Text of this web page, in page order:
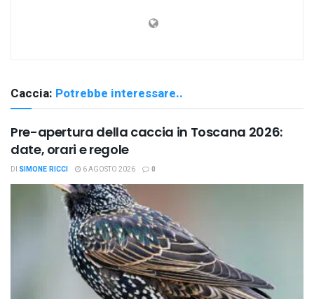
Caccia: Potrebbe interessare..
Pre-apertura della caccia in Toscana 2026:
date, orari e regole
DI SIMONE RICCI 6 AGOSTO 2026 0